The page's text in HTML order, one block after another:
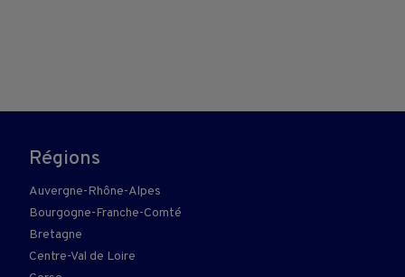
Régions
Auvergne-Rhône-Alpes
Bourgogne-Franche-Comté
Bretagne
Centre-Val de Loire